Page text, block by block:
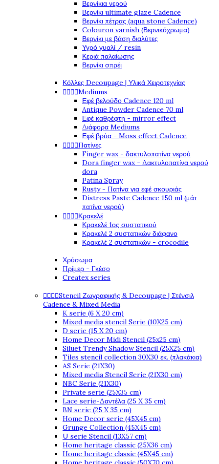
Βερνίκια νερού
Βερνίκι ultimate glaze Cadence
Βερνίκι πέτρας (aqua stone Cadence)
Colouron varnish (Βερνικόχρωμα)
Βερνίκι με βάση διαλύτες
Υγρό γυαλί / resin
Κεριά παλαίωσης
Βερνίκι σπρέι
Κόλλες Decoupage | Υλικά Χειροτεχνίας
Mediums
Εφέ βελούδο Cadence 120 ml
Antique Powder Cadence 70 ml
Εφέ καθρέφτη - mirror effect
Διάφορα Mediums
Εφέ βρύα - Moss effect Cadence
Πατίνες
Finger wax - δακτυλοπατίνα νερού
Dora finger wax - Δακτυλοπατίνα νερού
dora
Patina Spray
Rusty - Πατίνα για εφέ σκουριάς
Distress Paste Cadence 150 ml (μάτ
πατίνα νερού)
Κρακελέ
Κρακελέ 1ος συστατικού
Κρακελέ 2 συστατικών διάφανο
Κρακελέ 2 συστατικών - crocodile
Χρύσωμα
Πρίμερ - Γκέσο
Createx series
Stencil Ζωγραφικής & Decoupage | Στένσιλ
Cadence & Mixed Media
K serie (6 X 20 cm)
Mixed media stencil Serie (10X25 cm)
D serie (15 X 20 cm)
Home Decor Midi Stencil (25x25 cm)
Siluet Trendy Shadow Stencil (25X25 cm)
Tiles stencil collection 30X30 εκ. (πλακάκια)
AS Serie (21X30)
Mixed media Stencil Serie (21X30 cm)
NBC Serie (21X30)
Private serie (25X35 cm)
Lace serie-Δαντέλα (25 X 35 cm)
BN serie (25 X 35 cm)
Home Decor serie (45X45 cm)
Grunge Collection (45X45 cm)
U serie Stencil (13X57 cm)
Home heritage classic (25X36 cm)
Home heritage classic (45X45 cm)